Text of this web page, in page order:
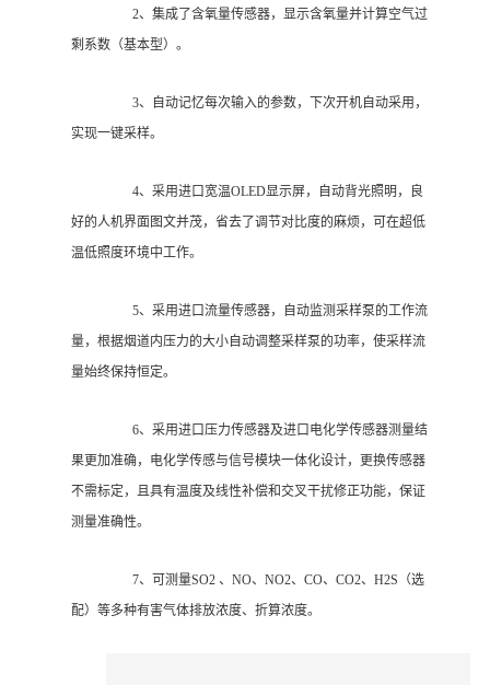
2、集成了含氧量传感器，显示含氧量并计算空气过
剩系数（基本型）。
3、自动记忆每次输入的参数，下次开机自动采用，
实现一键采样。
4、采用进口宽温OLED显示屏，自动背光照明，良
好的人机界面图文并茂，省去了调节对比度的麻烦，可在超低
温低照度环境中工作。
5、采用进口流量传感器，自动监测采样泵的工作流
量，根据烟道内压力的大小自动调整采样泵的功率，使采样流
量始终保持恒定。
6、采用进口压力传感器及进口电化学传感器测量结
果更加准确，电化学传感与信号模块一体化设计，更换传感器
不需标定，且具有温度及线性补偿和交叉干扰修正功能，保证
测量准确性。
7、可测量SO2 、NO、NO2、CO、CO2、H2S（选
配）等多种有害气体排放浓度、折算浓度。